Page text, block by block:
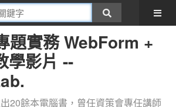
題實務 WebForm +
學影片 --
20餘本電腦書，曾任資策會專任講師